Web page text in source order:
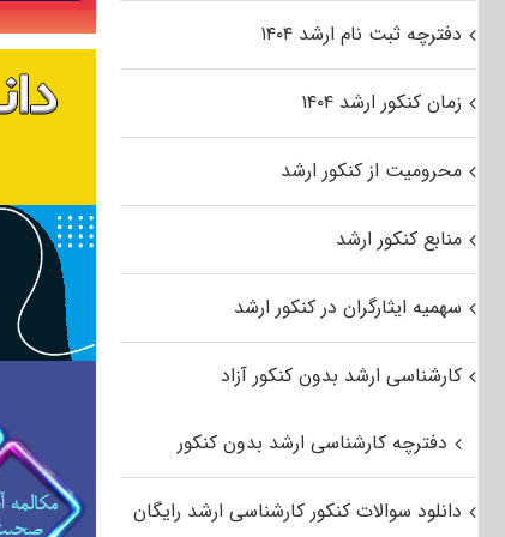
دفترچه ثبت نام ارشد ۱۴۰۴
زمان کنکور ارشد ۱۴۰۴
محرومیت از کنکور ارشد
منابع کنکور ارشد
سهمیه ایثارگران در کنکور ارشد
کارشناسی ارشد بدون کنکور آزاد
دفترچه کارشناسی ارشد بدون کنکور
دانلود سوالات کنکور کارشناسی ارشد رایگان